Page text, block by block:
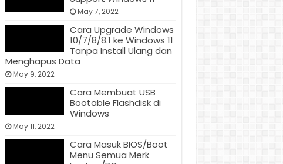
May 7, 2022
Cara Upgrade Windows
10/7/8/8.1 ke Windows 11
Tanpa Install Ulang dan
Menghapus Data
May 9, 2022
Cara Membuat USB
Bootable Flashdisk di
Windows
May 11, 2022
Cara Masuk BIOS/Boot
Menu Semua Merk